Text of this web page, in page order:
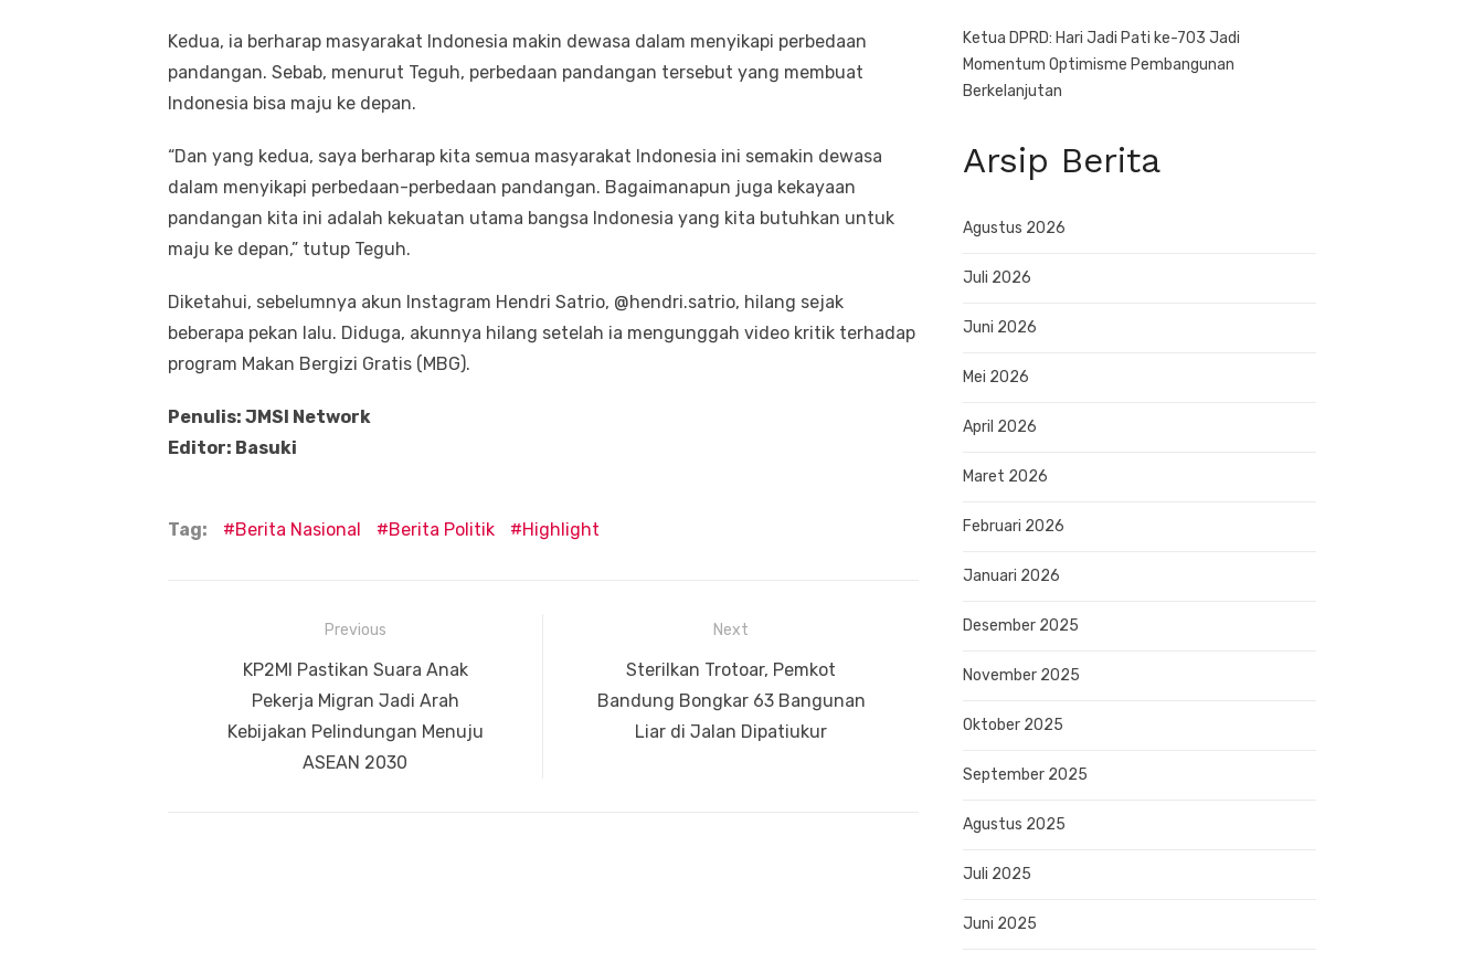
Kedua, ia berharap masyarakat Indonesia makin dewasa dalam menyikapi perbedaan
pandangan. Sebab, menurut Teguh, perbedaan pandangan tersebut yang membuat
Indonesia bisa maju ke depan.
“Dan yang kedua, saya berharap kita semua masyarakat Indonesia ini semakin dewasa
dalam menyikapi perbedaan-perbedaan pandangan. Bagaimanapun juga kekayaan
pandangan kita ini adalah kekuatan utama bangsa Indonesia yang kita butuhkan untuk
maju ke depan,” tutup Teguh.
Diketahui, sebelumnya akun Instagram Hendri Satrio, @hendri.satrio, hilang sejak
beberapa pekan lalu. Diduga, akunnya hilang setelah ia mengunggah video kritik terhadap
program Makan Bergizi Gratis (MBG).
Penulis: JMSI Network
Editor: Basuki
Tag: Berita Nasional Berita Politik Highlight
Previous
Previous
KP2MI Pastikan Suara Anak
Pekerja Migran Jadi Arah
Kebijakan Pelindungan Menuju
ASEAN 2030
Next
post:
Sterilkan Trotoar, Pemkot
Bandung Bongkar 63 Bangunan
Liar di Jalan Dipatiukur
Ketua DPRD: Hari Jadi Pati ke-703 Jadi
Momentum Optimisme Pembangunan
Berkelanjutan
Arsip Berita
Agustus 2026
Juli 2026
Juni 2026
Mei 2026
April 2026
Maret 2026
Februari 2026
Januari 2026
Desember 2025
November 2025
Oktober 2025
September 2025
Agustus 2025
Juli 2025
Juni 2025